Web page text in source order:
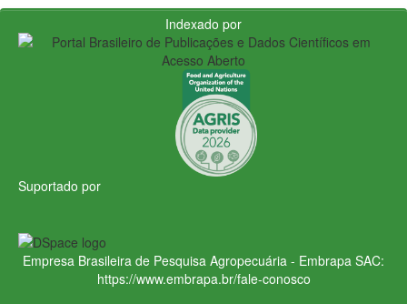
Indexado por
Suportado por
Empresa Brasileira de Pesquisa Agropecuária - Embrapa SAC:
https://www.embrapa.br/fale-conosco